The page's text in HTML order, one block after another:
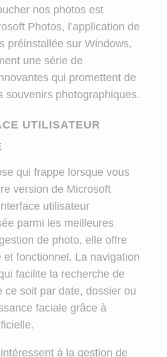
nos photos est
Photos, l’application de
préinstallée sur Windows,
une série de
qui promettent de
souvenirs photographiques.
UTILISATEUR
qui frappe lorsque vous
version de Microsoft
utilisateur
parmi les meilleures
de photo, elle offre
et fonctionnel. La navigation
facilite la recherche de
ce soit par date, dossier ou
faciale grâce à
à la gestion de